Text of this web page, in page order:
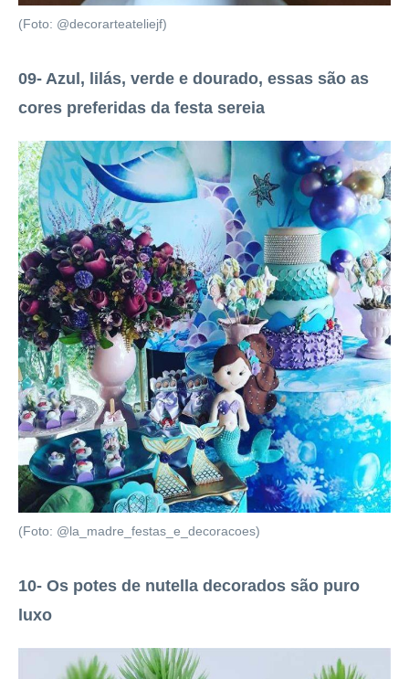
(Foto: @decorarteateliejf)
09- Azul, lilás, verde e dourado, essas são as
cores preferidas da festa sereia
(Foto: @la_madre_festas_e_decoracoes)
10- Os potes de nutella decorados são puro
luxo